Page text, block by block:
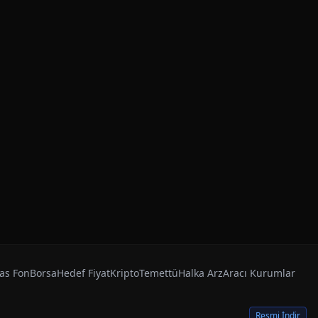
FonBorsaHedef FiyatKriptoTemettüHalka ArzAracı Kurumlar
Resmi İndir